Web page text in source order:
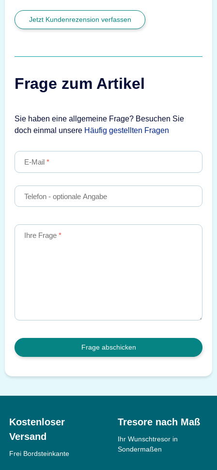
Jetzt Kundenrezension verfassen
Frage zum Artikel
Sie haben eine allgemeine Frage? Besuchen Sie
doch einmal unsere Häufig gestellten Fragen
E-Mail
Telefon - optionale Angabe
Ihre Frage
Frage abschicken
Kostenloser
Versand
Frei Bordsteinkante
Tresore nach Maß
Ihr Wunschtresor in
Sondermaßen